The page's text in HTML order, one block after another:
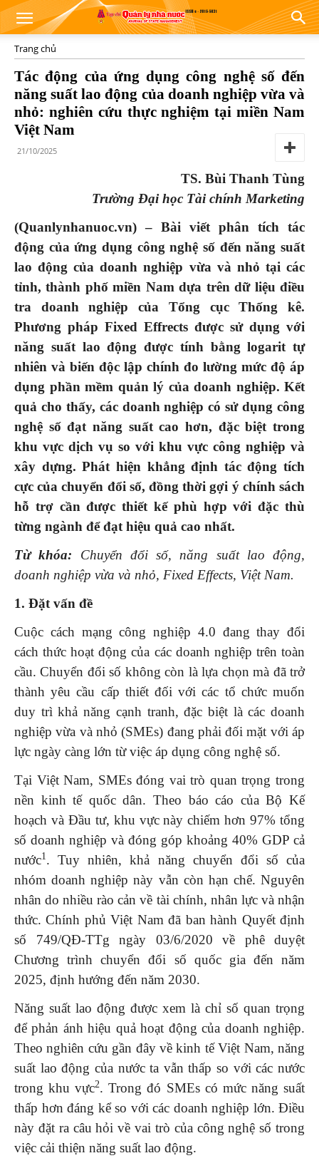
Trang chủ
Tác động của ứng dụng công nghệ số đến
năng suất lao động của doanh nghiệp vừa và
nhỏ: nghiên cứu thực nghiệm tại miền Nam
Việt Nam
21/10/2025
TS. Bùi Thanh Tùng
Trường Đại học Tài chính Marketing
(Quanlynhanuoc.vn) – Bài viết phân tích tác
động của ứng dụng công nghệ số đến năng suất
lao động của doanh nghiệp vừa và nhỏ tại các
tỉnh, thành phố miền Nam dựa trên dữ liệu điều
tra doanh nghiệp của Tổng cục Thống kê.
Phương pháp Fixed Effrects được sử dụng với
năng suất lao động được tính bằng logarit tự
nhiên và biến độc lập chính đo lường mức độ áp
dụng phần mềm quản lý của doanh nghiệp. Kết
quả cho thấy, các doanh nghiệp có sử dụng công
nghệ số đạt năng suất cao hơn, đặc biệt trong
khu vực dịch vụ so với khu vực công nghiệp và
xây dựng. Phát hiện khẳng định tác động tích
cực của chuyển đổi số, đồng thời gợi ý chính sách
hỗ trợ cần được thiết kế phù hợp với đặc thù
từng ngành để đạt hiệu quả cao nhất.
Từ khóa:
Chuyển đổi số, năng suất lao động,
doanh nghiệp vừa và nhỏ, Fixed Effects, Việt Nam.
1. Đặt vấn đề
Cuộc cách mạng công nghiệp 4.0 đang thay đổi
cách thức hoạt động của các doanh nghiệp trên toàn
cầu. Chuyển đổi số không còn là lựa chọn mà đã trở
thành yêu cầu cấp thiết đối với các tổ chức muốn
duy trì khả năng cạnh tranh, đặc biệt là các doanh
nghiệp vừa và nhỏ (SMEs) đang phải đối mặt với áp
lực ngày càng lớn từ việc áp dụng công nghệ số.
Tại Việt Nam, SMEs đóng vai trò quan trọng trong
nền kinh tế quốc dân. Theo báo cáo của Bộ Kế
hoạch và Đầu tư, khu vực này chiếm hơn 97% tổng
số doanh nghiệp và đóng góp khoảng 40% GDP cả
nước1. Tuy nhiên, khả năng chuyển đổi số của
nhóm doanh nghiệp này vẫn còn hạn chế. Nguyên
nhân do nhiều rào cản về tài chính, nhân lực và nhận
thức. Chính phủ Việt Nam đã ban hành Quyết định
số 749/QĐ-TTg ngày 03/6/2020 về phê duyệt
Chương trình chuyển đổi số quốc gia đến năm
2025, định hướng đến năm 2030.
Năng suất lao động được xem là chỉ số quan trọng
để phản ánh hiệu quả hoạt động của doanh nghiệp.
Theo nghiên cứu gần đây về kinh tế Việt Nam, năng
suất lao động của nước ta vẫn thấp so với các nước
trong khu vực2. Trong đó SMEs có mức năng suất
thấp hơn đáng kể so với các doanh nghiệp lớn. Điều
này đặt ra câu hỏi về vai trò của công nghệ số trong
việc cải thiện năng suất lao động.